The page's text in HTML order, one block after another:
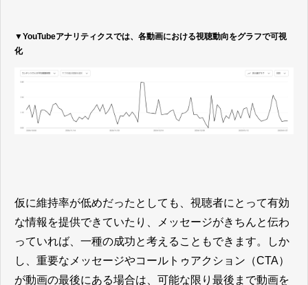
▼YouTubeアナリティクスでは、各動画における視聴動向をグラフで可視
化
仮に維持率が低めだったとしても、視聴者にとって有効
な情報を提供できていたり、メッセージがきちんと伝わ
っていれば、一種の成功と考えることもできます。しか
し、重要なメッセージやコールトゥアクション（CTA）
が動画の最後にある場合は、可能な限り最後まで動画を